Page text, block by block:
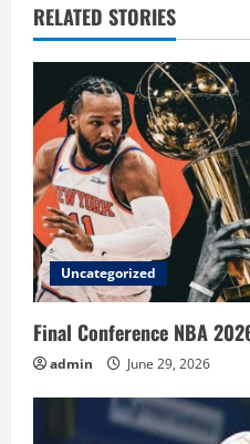
RELATED STORIES
Uncategorized
Final Conference NBA
admin June 29, 2026